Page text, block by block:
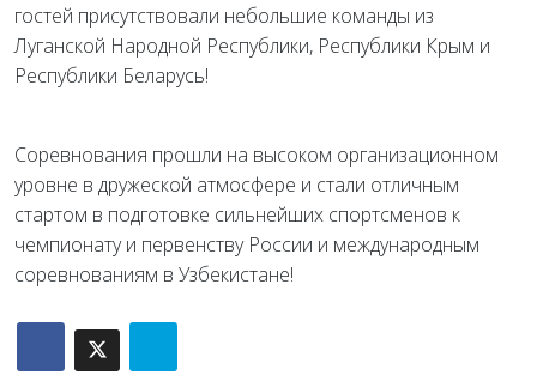
гостей присутствовали небольшие команды из
Луганской Народной Республики, Республики Крым и
Республики Беларусь!
Соревнования прошли на высоком организационном
уровне в дружеской атмосфере и стали отличным
стартом в подготовке сильнейших спортсменов к
чемпионату и первенству России и международным
соревнованиям в Узбекистане!